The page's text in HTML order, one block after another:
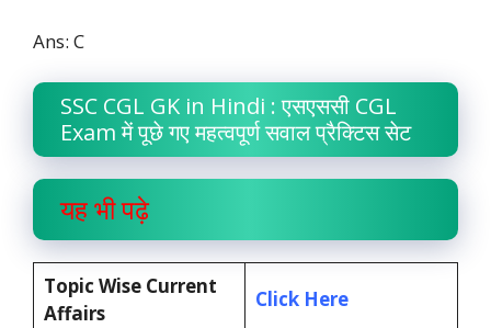
Ans: C
SSC CGL GK in Hindi : एसएससी CGL
Exam में पूछे गए महत्वपूर्ण सवाल प्रैक्टिस सेट
यह भी पढ़े
Topic Wise Current
Affairs
Click Here